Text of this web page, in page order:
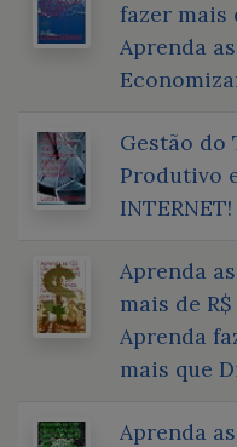
fazer mais
Aprenda
Gestão do
Produtivo
INTERNET!
Aprenda
mais de
Aprenda
mais que
Aprenda